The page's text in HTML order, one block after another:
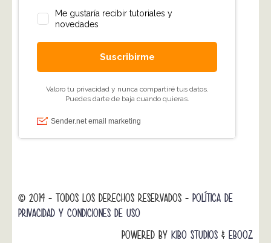
© 2014 - TODOS LOS DERECHOS RESERVADOS - POLÍTICA DE
PRIVACIDAD Y CONDICIONES DE USO
POWERED BY KIBO STUDIOS & EBOOZ